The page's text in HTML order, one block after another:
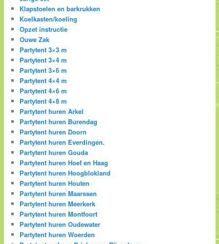
Klapstoelen en barkrukken
Koelkasten/koeling
Opzet instructie
Ouwe Zak
Partytent 3×3 m
Partytent 3×4 m
Partytent 3×6 m
Partytent 4×4 m
Partytent 4×6 m
Partytent 4×8 m
Partytent huren Arkel
Partytent huren Burendag
Partytent huren Doorn
Partytent huren Everdingen.
Partytent huren Gouda
Partytent huren Hoef en Haag
Partytent huren Hoogblokland
Partytent huren Houten
Partytent huren Maarssen
Partytent huren Meerkerk
Partytent huren Montfoort
Partytent huren Oudewater
Partytent huren Woerden